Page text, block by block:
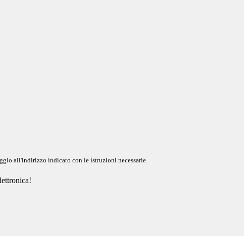
all'indirizzo indicato con le istruzioni necessarie.